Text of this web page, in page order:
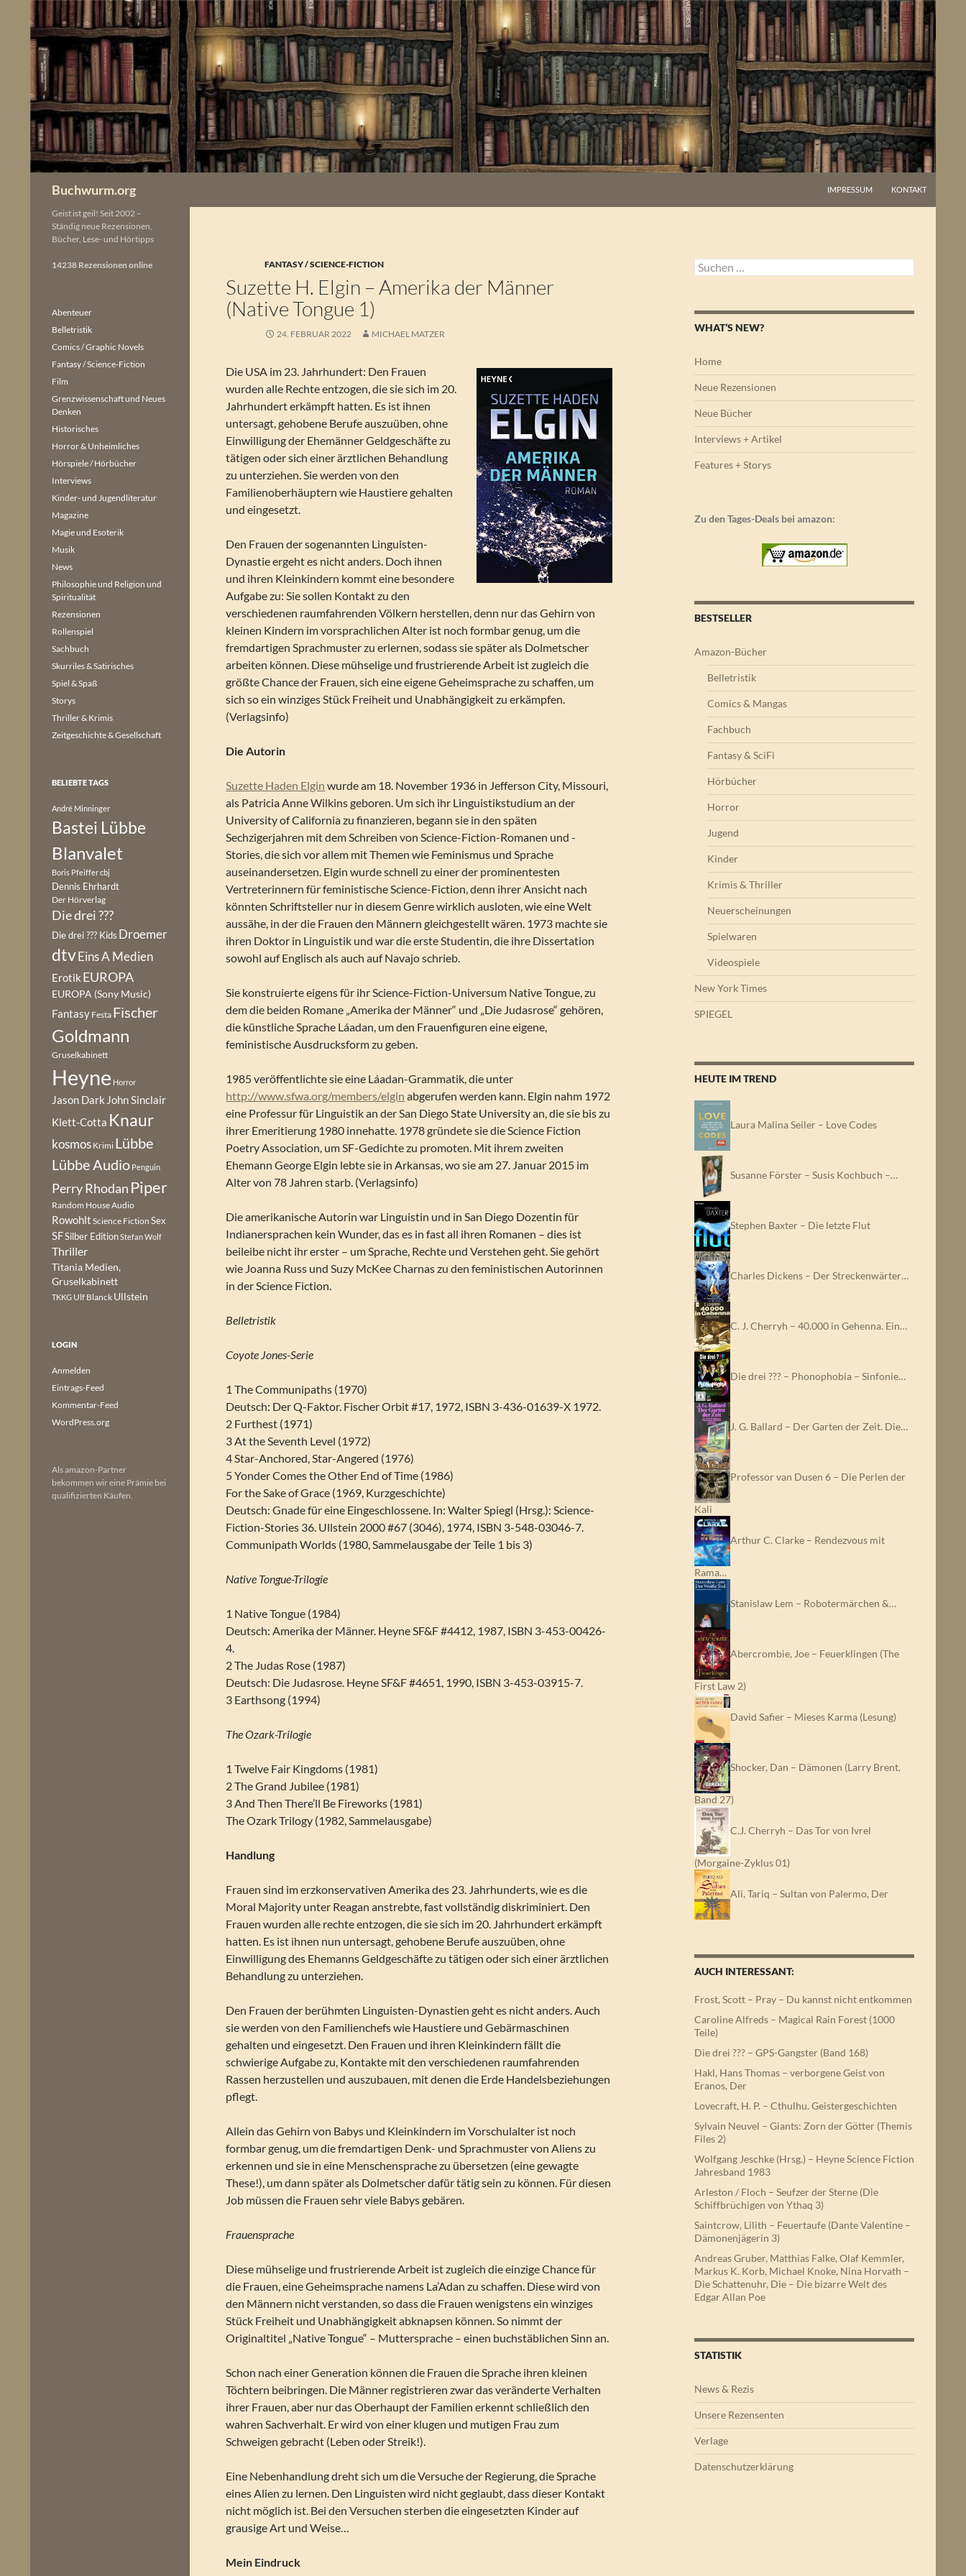
springen
Buchwurm.org IMPRESSUM KONTAKT
FANTASY / SCIENCE-FICTION
Suzette H. Elgin – Amerika der Männer
(Native Tongue 1)
24. FEBRUAR 2022 MICHAEL MATZER
Die USA im 23. Jahrhundert: Den Frauen
wurden alle Rechte entzogen, die sie sich im 20.
Jahrhundert erkämpft hatten. Es ist ihnen
untersagt, gehobene Berufe auszuüben, ohne
Einwilligung der Ehemänner Geldgeschäfte zu
tätigen oder sich einer ärztlichen Behandlung
zu unterziehen. Sie werden von den
Familienoberhäuptern wie Haustiere gehalten
und eingesetzt.
Den Frauen der sogenannten Linguisten-
Dynastie ergeht es nicht anders. Doch ihnen
und ihren Kleinkindern kommt eine besondere
Aufgabe zu: Sie sollen Kontakt zu den
verschiedenen raumfahrenden Völkern herstellen, denn nur das Gehirn von
kleinen Kindern im vorsprachlichen Alter ist noch formbar genug, um die
fremdartigen Sprachmuster zu erlernen, sodass sie später als Dolmetscher
arbeiten können. Diese mühselige und frustrierende Arbeit ist zugleich die
größte Chance der Frauen, sich eine eigene Geheimsprache zu schaffen, um
sich so ein winziges Stück Freiheit und Unabhängigkeit zu erkämpfen.
(Verlagsinfo)
Die Autorin
Suzette Haden Elgin wurde am 18. November 1936 in Jefferson City, Missouri,
als Patricia Anne Wilkins geboren. Um sich ihr Linguistikstudium an der
University of California zu finanzieren, begann sie in den späten
Sechzigerjahren mit dem Schreiben von Science-Fiction-Romanen und -
Stories, die sich vor allem mit Themen wie Feminismus und Sprache
auseinandersetzen. Elgin wurde schnell zu einer der prominentesten
Vertreterinnern für feministische Science-Fiction, denn ihrer Ansicht nach
könnten Schriftsteller nur in diesem Genre wirklich ausloten, wie eine Welt
aussähe, in der die Frauen den Männern gleichgestellt wären. 1973 machte sie
ihren Doktor in Linguistik und war die erste Studentin, die ihre Dissertation
sowohl auf Englisch als auch auf Navajo schrieb.
Sie konstruierte eigens für ihr Science-Fiction-Universum Native Tongue, zu
dem die beiden Romane „Amerika der Männer“ und „Die Judasrose“ gehören,
die künstliche Sprache Láadan, um den Frauenfiguren eine eigene,
feministische Ausdrucksform zu geben.
1985 veröffentlichte sie eine Láadan-Grammatik, die unter
http://www.sfwa.org/members/elgin abgerufen werden kann. Elgin nahm 1972
eine Professur für Linguistik an der San Diego State University an, die sie bis zu
ihrer Emeritierung 1980 innehatte. 1978 gründete sie die Science Fiction
Poetry Association, um SF-Gedichte zu promoten. Mit ihrem zweiten
Ehemann George Elgin lebte sie in Arkansas, wo sie am 27. Januar 2015 im
Alter von 78 Jahren starb. (Verlagsinfo)
Die amerikanische Autorin war Linguistin und in San Diego Dozentin für
Indianersprachen kein Wunder, das es in fast all ihren Romanen – dies ist
beileibe nicht ihr erster – um Sprache, Rechte und Verstehen geht. Sie gehört
wie Joanna Russ und Suzy McKee Charnas zu den feministischen Autorinnen
in der Science Fiction.
Belletristik
Coyote Jones-Serie
1 The Communipaths (1970)
Deutsch: Der Q-Faktor. Fischer Orbit #17, 1972, ISBN 3-436-01639-X 1972.
2 Furthest (1971)
3 At the Seventh Level (1972)
4 Star-Anchored, Star-Angered (1976)
5 Yonder Comes the Other End of Time (1986)
For the Sake of Grace (1969, Kurzgeschichte)
Deutsch: Gnade für eine Eingeschlossene. In: Walter Spiegl (Hrsg.): Science-
Fiction-Stories 36. Ullstein 2000 #67 (3046), 1974, ISBN 3-548-03046-7.
Communipath Worlds (1980, Sammelausgabe der Teile 1 bis 3)
Native Tongue-Trilogie
1 Native Tongue (1984)
Deutsch: Amerika der Männer. Heyne SF&F #4412, 1987, ISBN 3-453-00426-
4.
2 The Judas Rose (1987)
Deutsch: Die Judasrose. Heyne SF&F #4651, 1990, ISBN 3-453-03915-7.
3 Earthsong (1994)
The Ozark-Trilogie
1 Twelve Fair Kingdoms (1981)
2 The Grand Jubilee (1981)
3 And Then There’ll Be Fireworks (1981)
The Ozark Trilogy (1982, Sammelausgabe)
Handlung
Frauen sind im erzkonservativen Amerika des 23. Jahrhunderts, wie es die
Moral Majority unter Reagan anstrebte, fast vollständig diskriminiert. Den
Frauen wurden alle rechte entzogen, die sie sich im 20. Jahrhundert erkämpft
hatten. Es ist ihnen nun untersagt, gehobene Berufe auszuüben, ohne
Einwilligung des Ehemanns Geldgeschäfte zu tätigen oder sich einer ärztlichen
Behandlung zu unterziehen.
Den Frauen der berühmten Linguisten-Dynastien geht es nicht anders. Auch
sie werden von den Familienchefs wie Haustiere und Gebärmaschinen
gehalten und eingesetzt. Den Frauen und ihren Kleinkindern fällt die
schwierige Aufgabe zu, Kontakte mit den verschiedenen raumfahrenden
Rassen herzustellen und auszubauen, mit denen die Erde Handelsbeziehungen
pflegt.
Allein das Gehirn von Babys und Kleinkindern im Vorschulalter ist noch
formbar genug, um die fremdartigen Denk- und Sprachmuster von Aliens zu
erkennen und sie in eine Menschensprache zu übersetzen (eine gewagte
These!), um dann später als Dolmetscher dafür tätig sein zu können. Für diesen
Job müssen die Frauen sehr viele Babys gebären.
Frauensprache
Diese mühselige und frustrierende Arbeit ist zugleich die einzige Chance für
die Frauen, eine Geheimsprache namens La’Adan zu schaffen. Diese wird von
den Männern nicht verstanden, so dass die Frauen wenigstens ein winziges
Stück Freiheit und Unabhängigkeit abknapsen können. So nimmt der
Originaltitel „Native Tongue“ – Muttersprache – einen buchstäblichen Sinn an.
Schon nach einer Generation können die Frauen die Sprache ihren kleinen
Töchtern beibringen. Die Männer registrieren zwar das veränderte Verhalten
ihrer Frauen, aber nur das Oberhaupt der Familien erkennt schließlich den
wahren Sachverhalt. Er wird von einer klugen und mutigen Frau zum
Schweigen gebracht (Leben oder Streik!).
Eine Nebenhandlung dreht sich um die Versuche der Regierung, die Sprache
eines Alien zu lernen. Den Linguisten wird nicht geglaubt, dass dieser Kontakt
nicht möglich ist. Bei den Versuchen sterben die eingesetzten Kinder auf
grausige Art und Weise…
Mein Eindruck
Suchen
nach:
WHAT’S NEW?
Home
Neue Rezensionen
Neue Bücher
Interviews + Artikel
Features + Storys
Zu den Tages-Deals bei amazon:
BESTSELLER
Amazon-Bücher
Belletristik
Comics & Mangas
Fachbuch
Fantasy & SciFi
Hörbücher
Horror
Jugend
Kinder
Krimis & Thriller
Neuerscheinungen
Spielwaren
Videospiele
New York Times
SPIEGEL
HEUTE IM TREND
Laura Malina Seiler – Love Codes
Susanne Förster – Susis Kochbuch –…
Stephen Baxter – Die letzte Flut
Charles Dickens – Der Streckenwärter…
C. J. Cherryh – 40.000 in Gehenna. Ein…
Die drei ??? – Phonophobia – Sinfonie…
J. G. Ballard – Der Garten der Zeit. Die…
Professor van Dusen 6 – Die Perlen der
Kali
Arthur C. Clarke – Rendezvous mit
Rama…
Stanislaw Lem – Robotermärchen &…
Abercrombie, Joe – Feuerklingen (The
First Law 2)
David Safier – Mieses Karma (Lesung)
Shocker, Dan – Dämonen (Larry Brent,
Band 27)
C.J. Cherryh – Das Tor von Ivrel
(Morgaine-Zyklus 01)
Ali, Tariq – Sultan von Palermo, Der
AUCH INTERESSANT:
Frost, Scott – Pray – Du kannst nicht entkommen
Caroline Alfreds – Magical Rain Forest (1000
Teile)
Die drei ??? – GPS-Gangster (Band 168)
Hakl, Hans Thomas – verborgene Geist von
Eranos, Der
Lovecraft, H. P. – Cthulhu. Geistergeschichten
Sylvain Neuvel – Giants: Zorn der Götter (Themis
Files 2)
Wolfgang Jeschke (Hrsg.) – Heyne Science Fiction
Jahresband 1983
Arleston / Floch – Seufzer der Sterne (Die
Schiffbrüchigen von Ythaq 3)
Saintcrow, Lilith – Feuertaufe (Dante Valentine –
Dämonenjägerin 3)
Andreas Gruber, Matthias Falke, Olaf Kemmler,
Markus K. Korb, Michael Knoke, Nina Horvath –
Die Schattenuhr, Die – Die bizarre Welt des
Edgar Allan Poe
STATISTIK
News & Rezis
Unsere Rezensenten
Verlage
Datenschutzerklärung
Geist ist geil! Seit 2002 –
Ständig neue Rezensionen,
Bücher, Lese- und Hörtipps
14238 Rezensionen online
Abenteuer
Belletristik
Comics / Graphic Novels
Fantasy / Science-Fiction
Film
Grenzwissenschaft und Neues
Denken
Historisches
Horror & Unheimliches
Hörspiele / Hörbücher
Interviews
Kinder- und Jugendliteratur
Magazine
Magie und Esoterik
Musik
News
Philosophie und Religion und
Spiritualität
Rezensionen
Rollenspiel
Sachbuch
Skurriles & Satirisches
Spiel & Spaß
Storys
Thriller & Krimis
Zeitgeschichte & Gesellschaft
BELIEBTE TAGS
André Minninger
Bastei Lübbe
Blanvalet
Boris Pfeiffercbj
Dennis Ehrhardt
Der Hörverlag
Die drei ???
Die drei ??? Kids Droemer
dtvEins A Medien
Erotik EUROPA
EUROPA (Sony Music)
Fantasy Festa Fischer
Goldmann
Gruselkabinett
Heyne Horror
Jason Dark John Sinclair
Klett-Cotta Knaur
kosmos Krimi Lübbe
Lübbe Audio Penguin
Perry Rhodan Piper
Random House Audio
Rowohlt Science Fiction Sex
SFSilber EditionStefan Wolf
Thriller
Titania Medien,
Gruselkabinett
TKKG Ulf Blanck Ullstein
LOGIN
Anmelden
Eintrags-Feed
Kommentar-Feed
WordPress.org
Als amazon-Partner
bekommen wir eine Prämie bei
qualifizierten Käufen.